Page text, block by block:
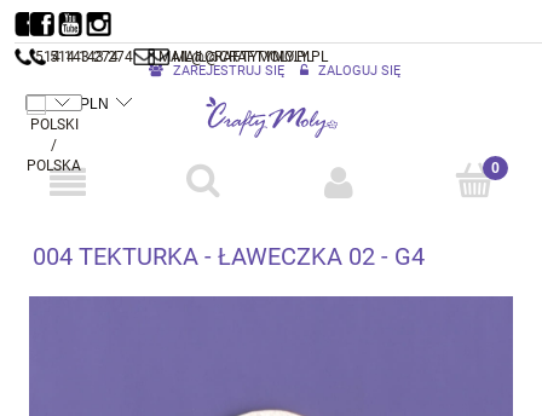
514 143 274 MAIL@CRAFTYMOLY.PL
ZAREJESTRUJ SIĘ ZALOGUJ SIĘ
514 143 274 MAIL@CRAFTYMOLY.PL
004 TEKTURKA - ŁAWECZKA 02 - G4